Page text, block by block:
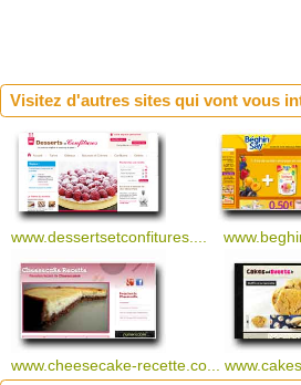
Visitez d'autres sites qui vont vous
www.dessertsetconfitures....
www.cheesecake-recette.co...